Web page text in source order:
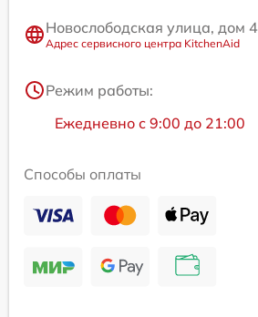
Новослободская улица, дом 4
Адрес сервисного центра KitchenAid
Режим работы:
Ежедневно с 9:00 до 21:00
Способы оплаты